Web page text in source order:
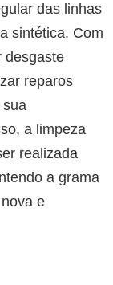
das linhas
sintética. Com
desgaste
reparos
sua
a limpeza
realizada
a grama
e